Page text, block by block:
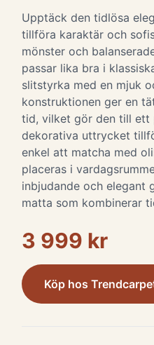
Upptäck den tidlösa
tillföra karaktär och
mönster och
passar lika bra i
slitstyrka med en mjuk
konstruktionen ger en
tid, vilket gör den till ett
dekorativa uttrycket
enkel att matcha med
placeras i
inbjudande och elegant
matta som kombinerar
3 999 kr
Köp hos